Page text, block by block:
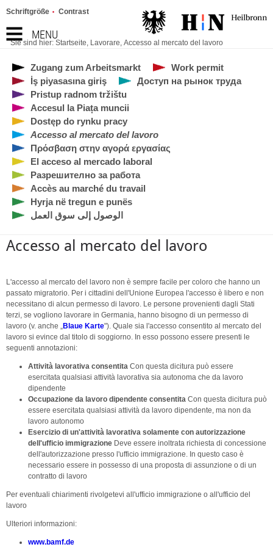
MENU
Schriftgröße Contrast
Sie sind hier: Startseite, Lavorare, Accesso al mercato del lavoro
Zugang zum Arbeitsmarkt
Work permit
İş piyasasına giriş
Доступ на рынок труда
Pristup radnom tržištu
Accesul la Piața muncii
Dostęp do rynku pracy
Accesso al mercato del lavoro
Πρόσβαση στην αγορά εργασίας
El acceso al mercado laboral
Разрешително за работа
Accès au marché du travail
Hyrja në tregun e punës
الوصول إلى سوق العمل
Accesso al mercato del lavoro
L'accesso al mercato del lavoro non è sempre facile per coloro che hanno un
passato migratorio. Per i cittadini dell'Unione Europea l'accesso è libero e non
necessitano di alcun permesso di lavoro. Le persone provenienti dagli Stati
terzi, se vogliono lavorare in Germania, hanno bisogno di un permesso di
lavoro (v. anche „Blaue Karte"). Quale sia l'accesso consentito al mercato del
lavoro si evince dal titolo di soggiorno. In esso possono essere presenti le
seguenti annotazioni:
Attività lavorativa consentita Con questa dicitura può essere
esercitata qualsiasi attività lavorativa sia autonoma che da lavoro
dipendente
Occupazione da lavoro dipendente consentita Con questa dicitura può
essere esercitata qualsiasi attività da lavoro dipendente, ma non da
lavoro autonomo
Esercizio di un'attività lavorativa solamente con autorizzazione
dell'ufficio immigrazione Deve essere inoltrata richiesta di concessione
dell'autorizzazione presso l'ufficio immigrazione. In questo caso è
necessario essere in possesso di una proposta di assunzione o di un
contratto di lavoro
Per eventuali chiarimenti rivolgetevi all'ufficio immigrazione o all'ufficio del
lavoro
Ulteriori informazioni:
www.bamf.de